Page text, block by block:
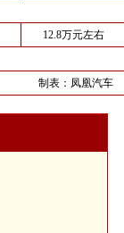
12.8万元左右
制表： 凤凰汽车